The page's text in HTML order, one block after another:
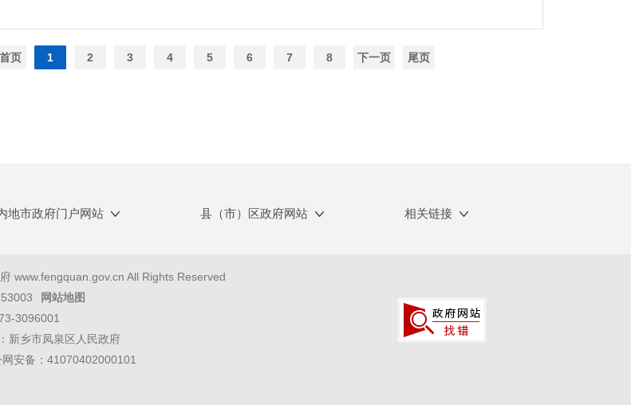
首页 1 2 3 4 5 6 7 8 下一页 尾页
地市政府门户网站 县（市）区政府网站 相关链接
www.fengquan.gov.cn All Rights Reserved
网站地图
3096001
乡市凤泉区人民政府
网安备：41070402000101